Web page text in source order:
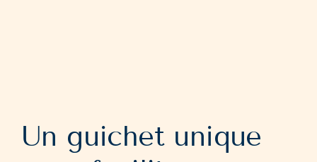
Un guichet unique